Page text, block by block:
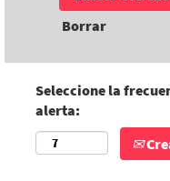
Borrar
Seleccione la
alerta: